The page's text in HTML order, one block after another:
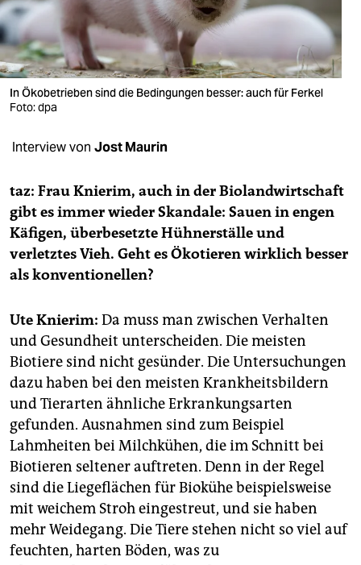
wahrheit
verlag
verlag
veranstaltungen
shop
unterstützen
abo
genossenschaft
In Ökobetrieben sind die Bedingungen besser: auch für Ferkel
Foto: dpa
Interview von Jost Maurin
taz: Frau Knierim, auch in der Biolandwirtschaft
gibt es immer wieder Skandale: Sauen in engen
Käfigen, überbesetzte Hühnerställe und
verletztes Vieh. Geht es Ökotieren wirklich besser
als konventionellen?
Ute Knierim: Da muss man zwischen Verhalten
und Gesundheit unterscheiden. Die meisten
Biotiere sind nicht gesünder. Die Untersuchungen
dazu haben bei den meisten Krankheitsbildern
und Tierarten ähnliche Erkrankungsarten
gefunden. Ausnahmen sind zum Beispiel
Lahmheiten bei Milchkühen, die im Schnitt bei
Biotieren seltener auftreten. Denn in der Regel
sind die Liegeflächen für Biokühe beispielsweise
mit weichem Stroh eingestreut, und sie haben
mehr Weidegang. Die Tiere stehen nicht so viel auf
feuchten, harten Böden, was zu